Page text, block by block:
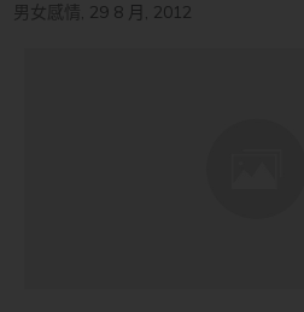
男女感情 , 29 8 月, 2012